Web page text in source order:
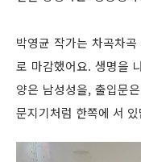
박영균 작가는 차곡차
로 마감했어요. 생명을
양은 남성성을, 출입문
문지기처럼 한쪽에 서